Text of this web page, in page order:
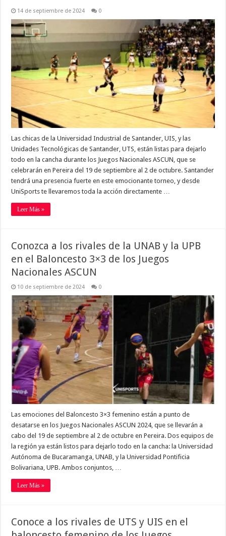
14 de septiembre de 2024 0
Las chicas de la Universidad Industrial de Santander, UIS, y las
Unidades Tecnológicas de Santander, UTS, están listas para dejarlo
todo en la cancha durante los Juegos Nacionales ASCUN, que se
celebrarán en Pereira del 19 de septiembre al 2 de octubre. Santander
tendrá una presencia fuerte en este emocionante torneo, y desde
UniSports te llevaremos toda la acción directamente …
Leer Más »
Conozca a los rivales de la UNAB y la UPB
en el Baloncesto 3×3 de los Juegos
Nacionales ASCUN
10 de septiembre de 2024 0
Las emociones del Baloncesto 3×3 femenino están a punto de
desatarse en los Juegos Nacionales ASCUN 2024, que se llevarán a
cabo del 19 de septiembre al 2 de octubre en Pereira. Dos equipos de
la región ya están listos para dejarlo todo en la cancha: la Universidad
Autónoma de Bucaramanga, UNAB, y la Universidad Pontificia
Bolivariana, UPB. Ambos conjuntos, …
Leer Más »
Conoce a los rivales de UTS y UIS en el